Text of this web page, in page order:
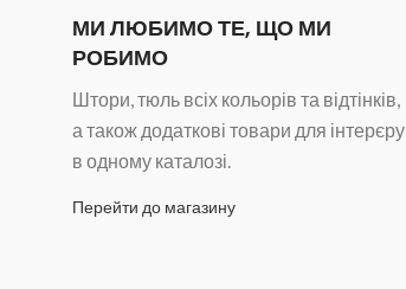
МИ ЛЮБИМО ТЕ, ЩО МИ
РОБИМО
Штори, тюль всіх кольорів та відтінків,
а також додаткові товари для інтерєру
в одному каталозі.
Перейти до магазину